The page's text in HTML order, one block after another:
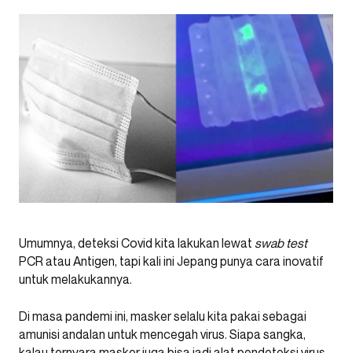
Umumnya, deteksi Covid kita lakukan lewat swab test
PCR atau Antigen, tapi kali ini Jepang punya cara inovatif
untuk melakukannya.
Di masa pandemi ini, masker selalu kita pakai sebagai
amunisi andalan untuk mencegah virus. Siapa sangka,